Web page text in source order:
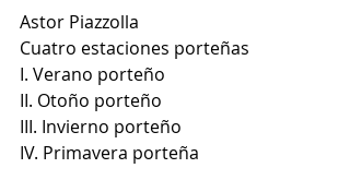
Astor Piazzolla
Cuatro estaciones porteñas
I. Verano porteño
II. Otoño porteño
III. Invierno porteño
IV. Primavera porteña